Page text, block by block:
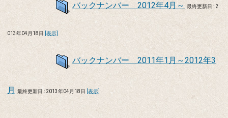
バックナンバー 2012年4月～ 最終更新日 : 2
013年04月18日 [表示]
バックナンバー 2011年1月～2012年3
月 最終更新日 : 2013年04月18日 [表示]